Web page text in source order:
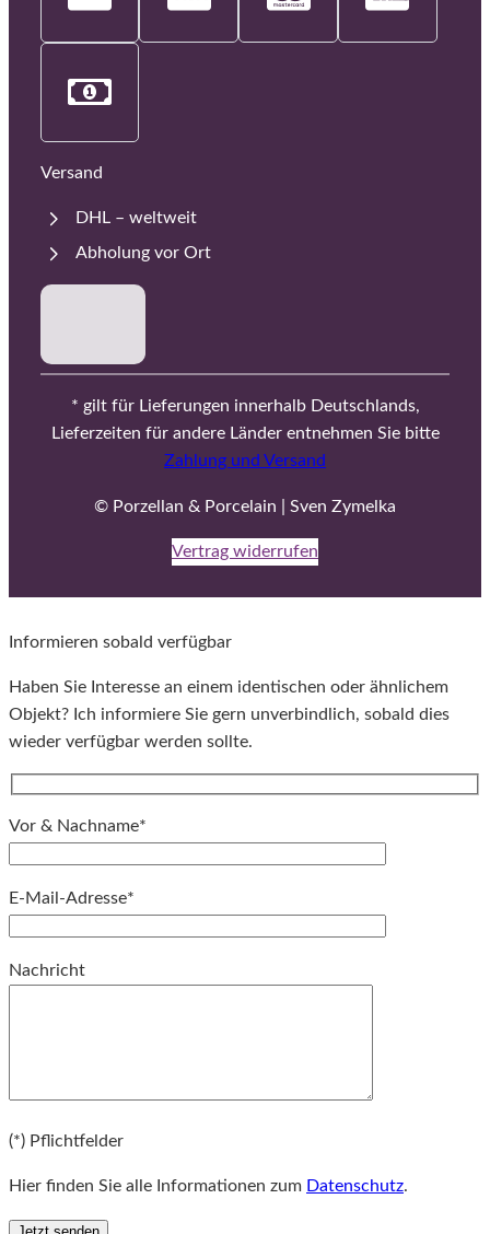
Versand
DHL – weltweit
Abholung vor Ort
* gilt für Lieferungen innerhalb Deutschlands,
Lieferzeiten für andere Länder entnehmen Sie bitte
Zahlung und Versand
© Porzellan & Porcelain | Sven Zymelka
Vertrag widerrufen
Informieren sobald verfügbar
Haben Sie Interesse an einem identischen oder ähnlichem
Objekt? Ich informiere Sie gern unverbindlich, sobald dies
wieder verfügbar werden sollte.
Vor & Nachname*
E-Mail-Adresse*
Nachricht
(*) Pflichtfelder
Hier finden Sie alle Informationen zum Datenschutz.